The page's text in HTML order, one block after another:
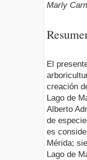
Marly
El
creación
Lago de
Alberto
de
es
Mérida;
Lago de